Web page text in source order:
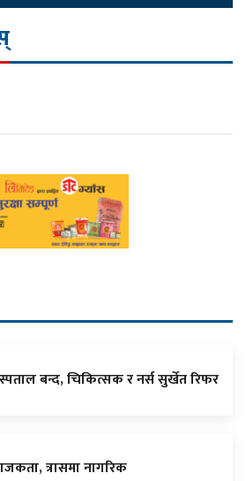
बन्द, चिकित्सक र नर्स सुर्खेत रिफर
त्रासमा नागरिक